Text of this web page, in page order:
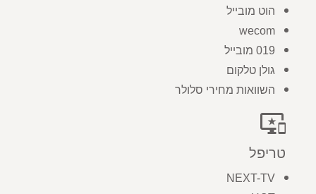
הוט מובייל
wecom
019 מובייל
גולן טלקום
השוואות מחירי סלולר
important_devices
טריפל
NEXT-TV